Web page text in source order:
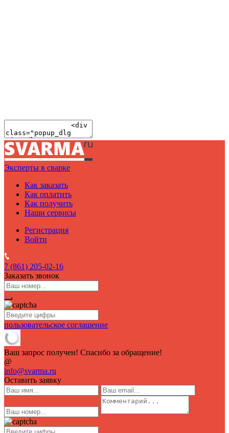
Эксперты в сварке
Как заказать
Как оплатить
Как получить
Наши сервисы
Регистрация
Войти
7 (861) 205-02-16
Заказать звонок
пользовательское соглашение
Ваш запрос получен! Спасибо за обращение!
@
info@svarma.ru
Оставить заявку